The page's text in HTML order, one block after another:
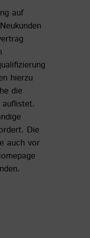
auf
hierzu
die
auflistet.
Die
auch vor